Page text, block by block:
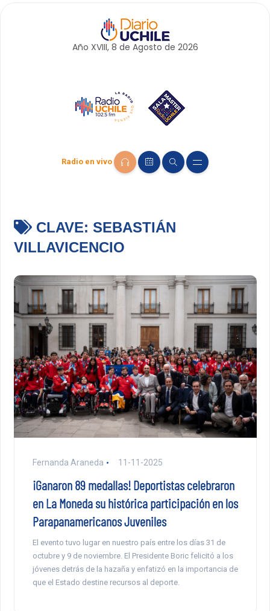
Año XVIII, 8 de Agosto de 2026
Radio en vivo
CLAVE: SEBASTIÁN
VILLAVICENCIO
Fernanda Araneda 11-11-2025
¡Ganaron 89 medallas! Deportistas celebraron
en La Moneda su histórica participación en los
Parapanamericanos Juveniles
El evento tuvo lugar en nuestro país entre los días 31 de
octubre y 9 de noviembre. El Presidente Boric felicitó a los
jóvenes detrás de la hazaña y enfatizó en la importancia de
que el Estado destine recursos al deporte.